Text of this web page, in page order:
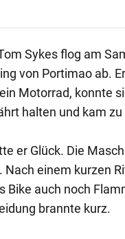
Sykes flog am
von Portimao ab.
Motorrad, konnte
halten und kam zu
er Glück. Die
Nach einem kurzen
Bike auch noch
brannte kurz.